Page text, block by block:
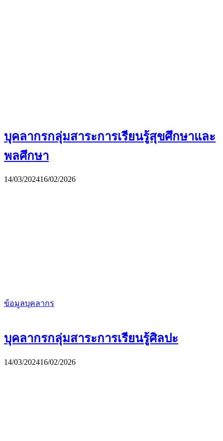
บุคลากรกลุ่มสาระการเรียนรู้สุขศึกษาและ
พลศึกษา
14/03/202416/02/2026
ข้อมูลบุคลากร
บุคลากรกลุ่มสาระการเรียนรู้ศิลปะ
14/03/202416/02/2026